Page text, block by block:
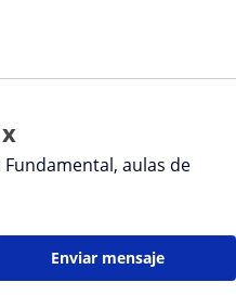
Fundamental, aulas de
Enviar mensaje